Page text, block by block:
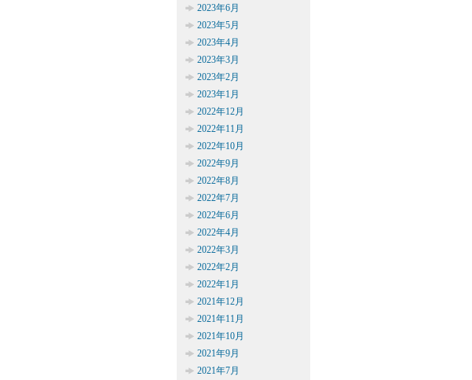
2023年6月
2023年5月
2023年4月
2023年3月
2023年2月
2023年1月
2022年12月
2022年11月
2022年10月
2022年9月
2022年8月
2022年7月
2022年6月
2022年4月
2022年3月
2022年2月
2022年1月
2021年12月
2021年11月
2021年10月
2021年9月
2021年7月